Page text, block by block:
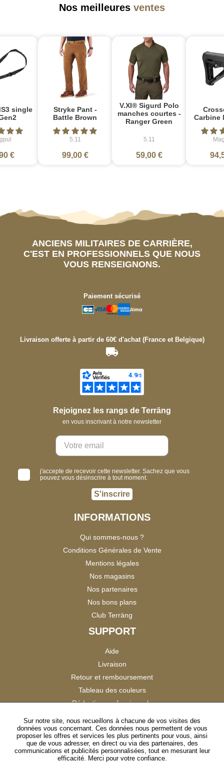
Nos meilleures ventes
single
€
Stryke Pant -
Battle Brown
5.11
99,00 €
V.XI® Sigurd Polo
manches courtes -
Ranger Green
5.11
59,00 €
Carbine
ANCIENS MILITAIRES DE CARRIÈRE,
C'EST EN PROFESSIONNELS QUE NOUS
VOUS RENSEIGNONS.
Paiement sécurisé
Livraison offerte à partir de 60€ d'achat (France et Belgique)
Rejoignez les rangs de Terräng
en vous inscrivant à notre newsletter
j'accepte de recevoir cette newsletter. Sachez que vous
pouvez vous désinscrire à tout moment.
S'inscrire
INFORMATIONS
Qui sommes-nous ?
Conditions Générales de Vente
Mentions légales
Nos magasins
Nos partenaires
Nos bons plans
Club Terräng
SUPPORT
Aide
Livraison
Retour et remboursement
Tableau des couleurs
Réduction professionnels
Catalogues
Satisfaction Clients
SUIVEZ-NOUS
Sur notre site, nous recueillons à chacune de vos visites des
données vous concernant. Ces données nous permettent de vous
proposer les offres et services les plus pertinents pour vous, ainsi
que de vous adresser, en direct ou via des partenaires, des
communications et publicités personnalisées, tout en mesurant leur
efficacité. Merci pour votre confiance.